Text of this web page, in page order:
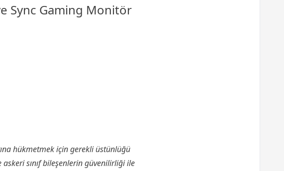
Sync Gaming Monitör
hükmetmek için gerekli üstünlüğü
sınıf bileşenlerin güvenilirliği ile